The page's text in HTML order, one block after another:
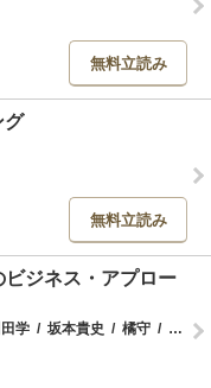
無料立読み
グ
無料立読み
ジネス・アプロー
田学 / 坂本貴史 / 橘守 /